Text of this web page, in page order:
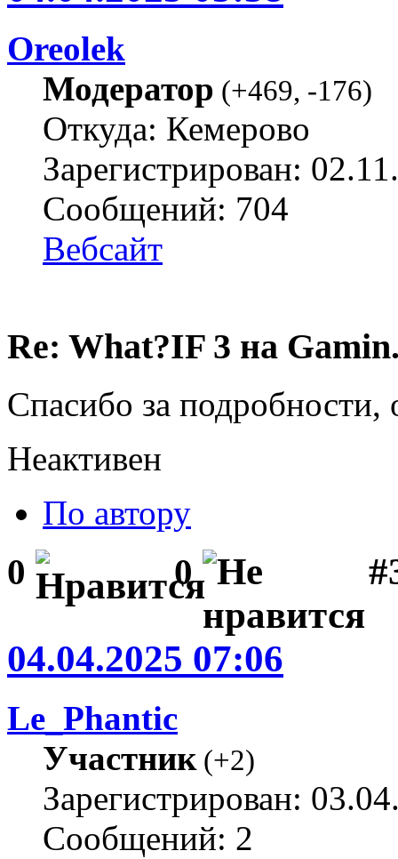
Oreolek
Модератор (+469, -176)
Откуда: Кемерово
Зарегистрирован:
Сообщений: 704
Вебсайт
Re: What?IF 3 на
Спасибо за подробности,
Неактивен
По автору
0 0
04.04.2025 07:06
Le_Phantic
Участник(+2)
Зарегистрирован:
Сообщений: 2